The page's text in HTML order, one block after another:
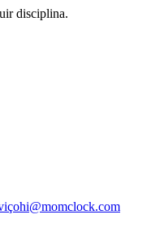
disciplina.
hi@momclock.com